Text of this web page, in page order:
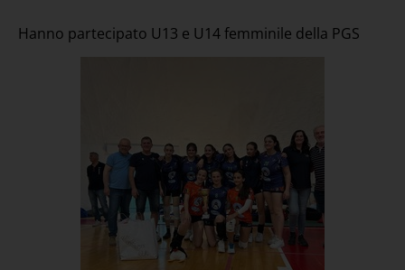
Hanno partecipato U13 e U14 femminile della PGS